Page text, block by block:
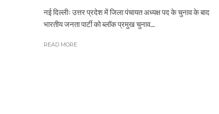
नई दिल्लीः उत्तर प्रदेश में जिला पंचायत अध्यक्ष पद के चुनाव के बाद
भारतीय जनता पार्टी को ब्लॉक प्रमुख चुनाव...
READ MORE